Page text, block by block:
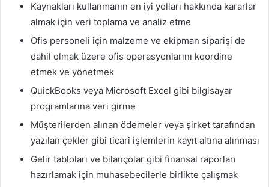
Kaynakları kullanmanın en iyi yolları hakkında kararlar
almak için veri toplama ve analiz etme
Ofis personeli için malzeme ve ekipman siparişi de
dahil olmak üzere ofis operasyonlarını koordine
etmek ve yönetmek
QuickBooks veya Microsoft Excel gibi bilgisayar
programlarına veri girme
Müşterilerden alınan ödemeler veya şirket tarafından
yazılan çekler gibi ticari işlemlerin kayıt altına alınması
Gelir tabloları ve bilançolar gibi finansal raporları
hazırlamak için muhasebecilerle birlikte çalışmak